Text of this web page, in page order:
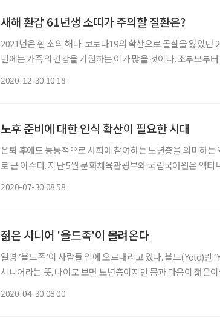
새해 환갑 61년생 소띠가 주의할 질환은?
2021년은 흰 소의 해다. 코로나19의 확산으로 몰살을 앓았던
년에는 가족의 건강을 기원하는 이가 많을 것이다. 조부모부
2020-12-30 10:18
노후 준비에 대한 인식 확산이 필요한 시대
은퇴 후에도 능동적으로 사회에 참여하는 노년층을 의미하는
로 큰 이슈다. 지난 5월 문화체육관광부와 국립국어원은 액티
2020-07-30 08:58
젊은 시니어 '욜드족'이 몰려온다
일명 ‘욜드족’이 사람들 입에 오르내리고 있다. 욜드(Yold)란
시니어라는 뜻. 나이로 보면 노년층이지만 몸과 마음이 젊은
2020-04-30 08:00